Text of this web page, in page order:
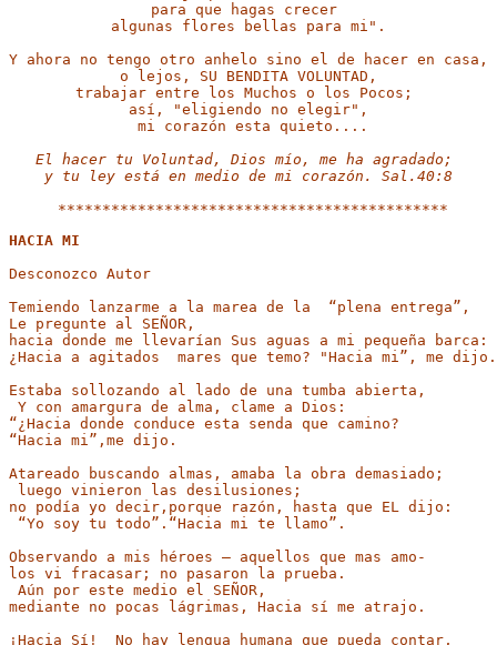
para que hagas crecer
algunas flores bellas para mi".
Y ahora no tengo otro anhelo sino el de hacer en casa,
así, "eligiendo no elegir",
mi corazón esta quieto....
El hacer tu Voluntad, Dios mío, me ha agradado;
y tu ley está en medio de mi corazón. Sal.40:8
********************************************
HACIA MI
Desconozco Autor
Temiendo lanzarme a la marea de la  “plena entrega”,
Le pregunte al SEÑOR,
hacia donde me llevarían Sus aguas a mi pequeña barca:
¿Hacia a agitados  mares que temo? "Hacia mi”, me dijo.
Estaba sollozando al lado de una tumba abierta,
Y con amargura de alma, clame a Dios:
“¿Hacia donde conduce esta senda que camino?
“Hacia mi”,me dijo.
Atareado buscando almas, amaba la obra demasiado;
luego vinieron las desilusiones;
no podía yo decir,porque razón, hasta que EL dijo:
“Yo soy tu todo”.“Hacia mi te llamo”.
Observando a mis héroes – aquellos que mas amo-
los vi fracasar; no pasaron la prueba.
Aún por este medio el SEÑOR,
mediante no pocas lágrimas, Hacia sí me atrajo.
¡Hacia Sí!  No hay lengua humana que pueda contar,